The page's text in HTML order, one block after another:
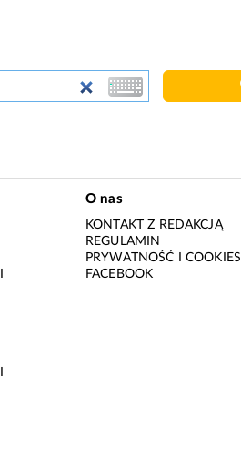
O nas
KONTAKT Z REDAKCJĄ
REGULAMIN
PRYWATNOŚĆ I COOKIES
FACEBOOK